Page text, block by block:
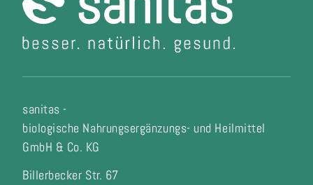
sanitas -
biologische Nahrungsergänzungs- und Heilmittel
GmbH & Co. KG
Billerbecker Str. 67